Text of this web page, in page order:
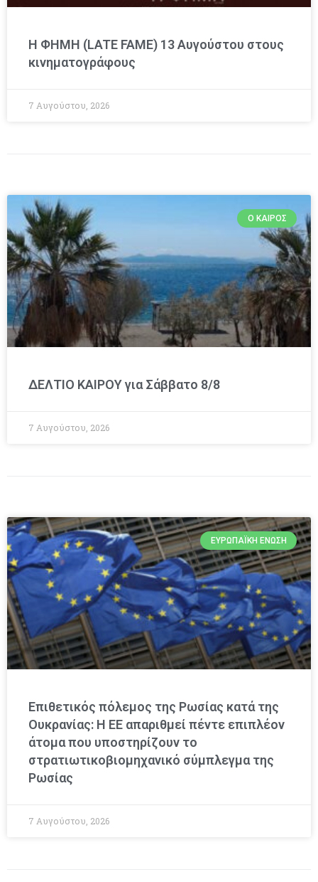
Η ΦΗΜΗ (LATE FAME) 13 Αυγούστου στους
κινηματογράφους
7 Αυγούστου, 2026
Ο ΚΑΙΡΌΣ
ΔΕΛΤΙΟ ΚΑΙΡΟΥ για Σάββατο 8/8
7 Αυγούστου, 2026
ΕΥΡΩΠΑΪΚΉ ΈΝΩΣΗ
Επιθετικός πόλεμος της Ρωσίας κατά της
Ουκρανίας: Η ΕΕ απαριθμεί πέντε επιπλέον
άτομα που υποστηρίζουν το
στρατιωτικοβιομηχανικό σύμπλεγμα της
Ρωσίας
7 Αυγούστου, 2026